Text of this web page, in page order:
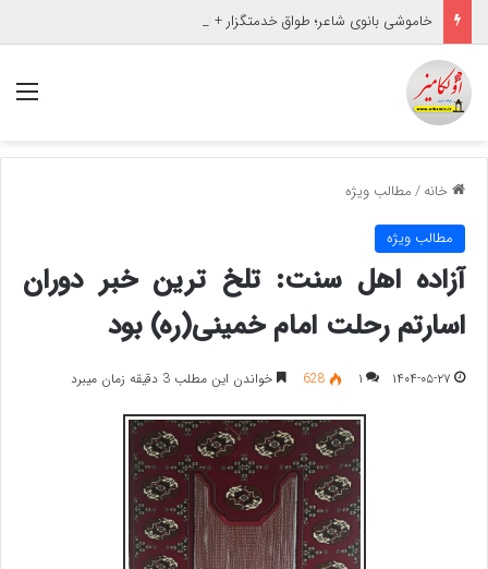
خاموشی بانوی شاعر؛ طواق خدمتگزار + تصاویر
خانه/مطالب ویژه
مطالب ویژه
آزاده اهل سنت: تلخ ترین خبر دوران
اسارتم رحلت امام خمینی(ره) بود
۱۴۰۴-۰۵-۲۷ ۱ 628 خواندن این مطلب 3 دقیقه زمان میبرد